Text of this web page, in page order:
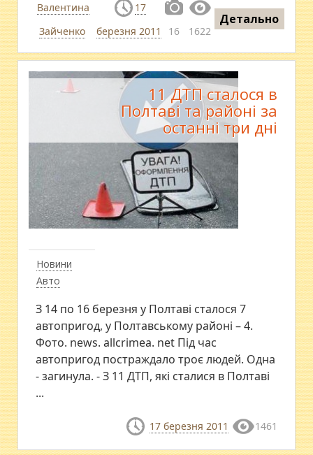
Валентина
Зайченко
17
березня 2011
16 1622
Детально
Новини
Авто
11 ДТП сталося в
Полтаві та районі за
останні три дні
З 14 по 16 березня у Полтаві сталося 7
автопригод, у Полтавському районі – 4.
Фото. news. allcrimea. net Під час
автопригод постраждало троє людей. Одна
- загинула. - З 11 ДТП, які сталися в Полтаві
...
17 березня 2011 1461